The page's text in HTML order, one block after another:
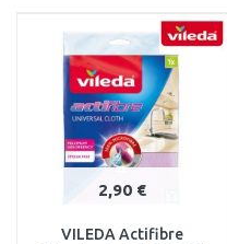
2,90 €
VILEDA Actifibre